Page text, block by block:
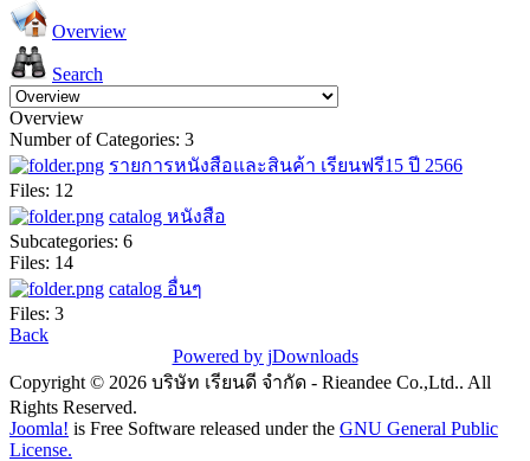
Overview
Search
Overview
Number of Categories: 3
รายการหนังสือและสินค้า เรียนฟรี15 ปี 2566
Files: 12
catalog หนังสือ
Subcategories: 6
Files: 14
catalog อื่นๆ
Files: 3
Back
Powered by jDownloads
Copyright © 2026 บริษัท เรียนดี จำกัด - Rieandee Co.,Ltd.. All
Rights Reserved.
Joomla! is Free Software released under the GNU General Public
License.